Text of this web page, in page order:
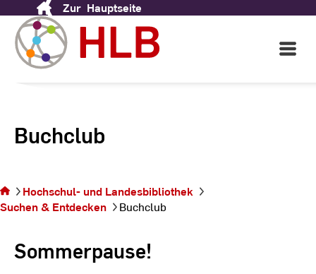
Content
Zur Hauptseite
Open
Main
Buchclub
befinden
sich auf
der Seite
Hochschul- und Landesbibliothek
Suchen & Entdecken
Buchclub
Sommerpause!